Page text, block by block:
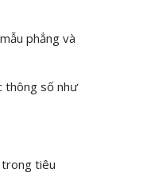
phẳng và
thông số như
trong tiêu